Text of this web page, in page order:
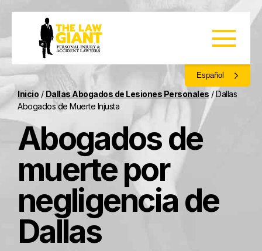
Español
Inicio / Dallas Abogados de Lesiones Personales /Dallas
Abogados de Muerte Injusta
Abogados de
muerte por
negligencia de
Dallas